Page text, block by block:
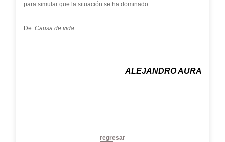
para simular que la situación se ha dominado.
De: Causa de vida
ALEJANDRO AURA
regresar